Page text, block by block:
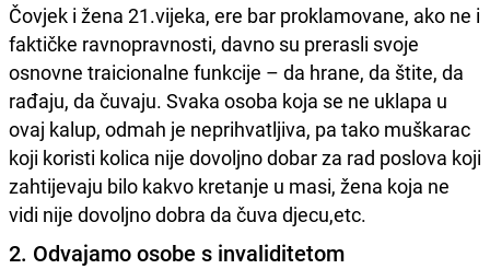
Čovjek i žena 21.vijeka, ere bar proklamovane, ako ne i
faktičke ravnopravnosti, davno su prerasli svoje
osnovne traicionalne funkcije – da hrane, da štite, da
rađaju, da čuvaju. Svaka osoba koja se ne uklapa u
ovaj kalup, odmah je neprihvatljiva, pa tako muškarac
koji koristi kolica nije dovoljno dobar za rad poslova koji
zahtijevaju bilo kakvo kretanje u masi, žena koja ne
vidi nije dovoljno dobra da čuva djecu,etc.
2. Odvajamo osobe s invaliditetom